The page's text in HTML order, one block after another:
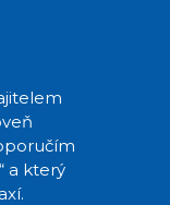
a který